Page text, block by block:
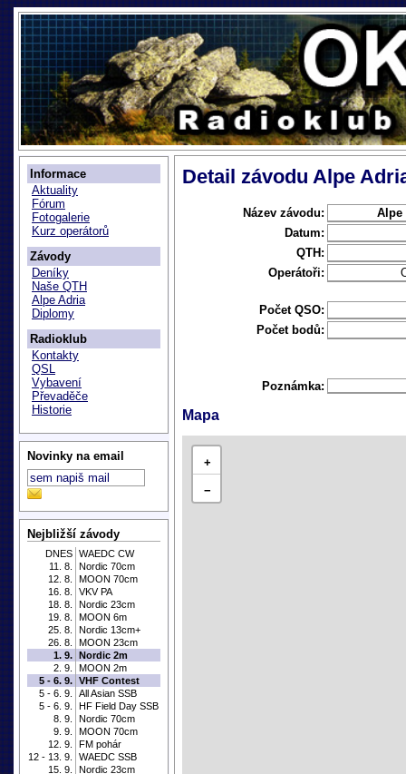
Informace
Aktuality
Fórum
Fotogalerie
Kurz operátorů
Závody
Deníky
Naše QTH
Alpe Adria
Diplomy
Radioklub
Kontakty
QSL
Vybavení
Převaděče
Historie
Novinky na email
Nejbližší závody
DNES WAEDC CW
11. 8.
Nordic 70cm
12. 8.
MOON 70cm
16. 8.
VKV PA
18. 8.
Nordic 23cm
19. 8.
MOON 6m
25. 8.
Nordic 13cm+
26. 8.
MOON 23cm
1. 9. Nordic 2m
2. 9.
MOON 2m
5 - 6. 9. VHF Contest
5 - 6. 9.
All Asian SSB
5 - 6. 9.
HF Field Day SSB
8. 9.
Nordic 70cm
9. 9.
MOON 70cm
12. 9.
FM pohár
12 - 13. 9.
WAEDC SSB
15. 9.
Nordic 23cm
Detail závodu Alpe
Název závodu:
Alpe
Datum:
QTH:
Operátoři:
Počet QSO:
Počet bodů:
Poznámka:
Mapa
+
−